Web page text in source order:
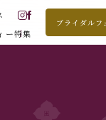
ー特集
ブライダルフ